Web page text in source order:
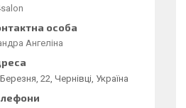
Ангеліна
22, Чернівці, Україна